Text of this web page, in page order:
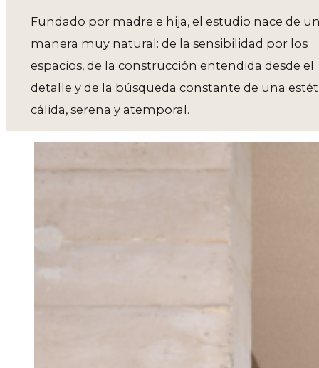
Fundado por madre e hija, el estudio nace de
manera muy natural: de la sensibilidad por los
espacios, de la construcción entendida desde el
detalle y de la búsqueda constante de una
cálida, serena y atemporal.